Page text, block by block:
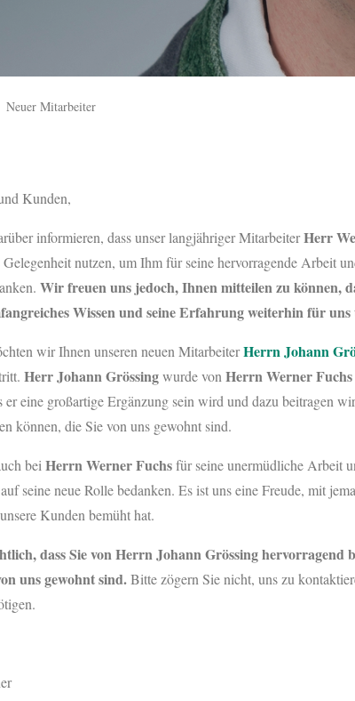
Neuer Mitarbeiter
Kunden,
informieren, dass unser langjähriger MitarbeiterHerr
nutzen, um Ihm für seine hervorragende Arbeit
Wir freuen uns jedoch, Ihnen mitteilen zu können,
Wissen und seine Erfahrung weiterhin für
wir Ihnen unseren neuen MitarbeiterHerrn Johann
Herr Johann Grössingwurde von Herrn Werner Fuchs
er eine großartige Ergänzung sein wird und dazu beitragen
können, die Sie von uns gewohnt sind.
bei Herrn Werner Fuchsfür seine unermüdliche Arbeit
auf seine neue Rolle bedanken. Es ist uns eine Freude, mit
Kunden bemüht hat.
dass Sie von Herrn Johann Grössing
uns gewohnt sind.Bitte zögern Sie nicht, uns zu